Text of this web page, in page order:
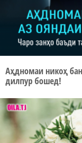
Аҳдномаи никоҳ
дилпур бошед!